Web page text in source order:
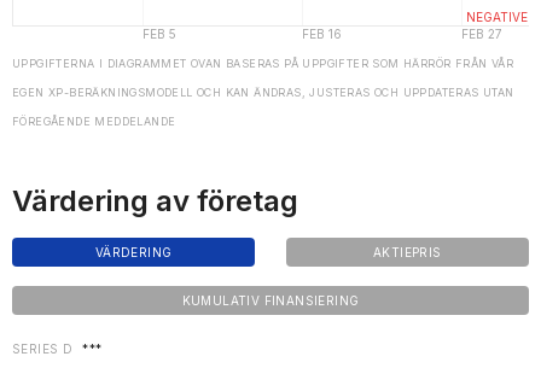
UPPGIFTERNA I DIAGRAMMET OVAN BASERAS PÅ UPPGIFTER SOM HÄRRÖR FRÅN VÅR
EGEN XP-BERÄKNINGSMODELL OCH KAN ÄNDRAS, JUSTERAS OCH UPPDATERAS UTAN
FÖREGÅENDE MEDDELANDE
Värdering av företag
VÄRDERING AKTIEPRIS
KUMULATIV FINANSIERING
SERIES D ***